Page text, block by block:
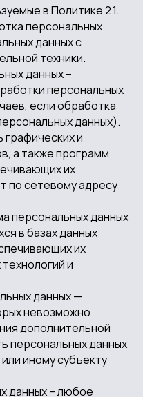
в Политике 2.1.
персональных
данных с
техники.
данных –
персональных
если обработка
данных).
графических и
а также программ
их
по сетевому адресу
персональных данных
в базах данных
их
и
данных —
невозможно
дополнительной
персональных данных
иному субъекту
данных – любое